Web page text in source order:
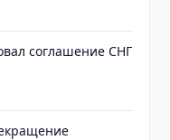
соглашение СНГ